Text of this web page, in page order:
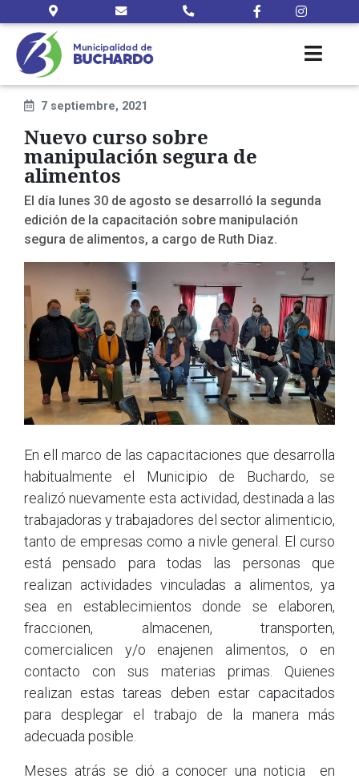
7 septiembre, 2021
Nuevo curso sobre
manipulación segura de
alimentos
El día lunes 30 de agosto se desarrolló la segunda
edición de la capacitación sobre manipulación
segura de alimentos, a cargo de Ruth Diaz.
En ell marco de las capacitaciones que desarrolla
habitualmente el Municipio de Buchardo, se
realizó nuevamente esta actividad, destinada a las
trabajadoras y trabajadores del sector alimenticio,
tanto de empresas como a nivle general. El curso
está pensado para todas las personas que
realizan actividades vinculadas a alimentos, ya
sea en establecimientos donde se elaboren,
fraccionen, almacenen, transporten,
comercialicen y/o enajenen alimentos, o en
contacto con sus materias primas. Quienes
realizan estas tareas deben estar capacitados
para desplegar el trabajo de la manera más
adecuada posible.
Meses atrás se dió a conocer una noticia en